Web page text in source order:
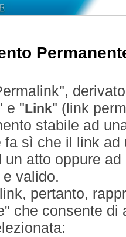
e "Link" (link
stabile ad
fa sì che il link
un atto oppure
valido.
pertanto,
che consente